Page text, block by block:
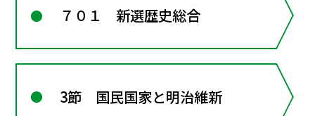
７０１ 新選歴史総合
3節 国民国家と明治維新